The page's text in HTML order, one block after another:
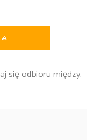
się odbioru między: